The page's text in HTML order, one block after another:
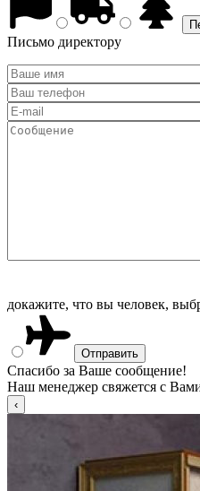
Письмо директору
докажите, что вы человек,
Спасибо за Ваше сообщение!
Наш менеджер свяжется с